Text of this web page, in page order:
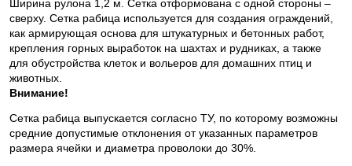
Ширина рулона 1,2 м. Сетка отформована с одной стороны –
сверху. Сетка рабица используется для создания ограждений,
как армирующая основа для штукатурных и бетонных работ,
крепления горных выработок на шахтах и рудниках, а также
для обустройства клеток и вольеров для домашних птиц и
животных.
Внимание!
Сетка рабица выпускается согласно ТУ, по которому возможны
средние допустимые отклонения от указанных параметров
размера ячейки и диаметра проволоки до 30%.